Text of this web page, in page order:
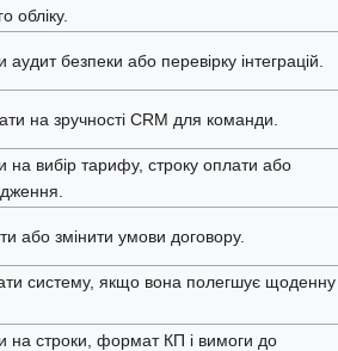
обліку.
безпеки або перевірку інтеграцій.
на зручності CRM для команди.
на вибір тарифу, строку оплати або
або змінити умови договору.
систему, якщо вона полегшує щоденну
на строки, формат КП і вимоги до